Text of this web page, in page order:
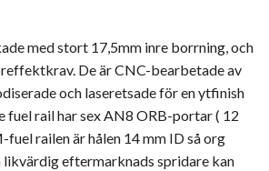
med stort 17,5mm inre borrning, och
De är CNC-bearbetade av
och laseretsade för en ytfinish
fuel rail har sex AN8 ORB-portar ( 12
railen är hålen 14 mm ID så org
likvärdig eftermarknads spridare kan